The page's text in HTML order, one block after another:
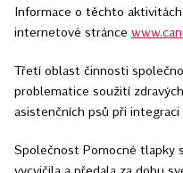
Informace o těchto
internetové stránce
Třetí oblast činnosti
problematice soužití
asistenčních psů při
Společnost Pomocné tlapky